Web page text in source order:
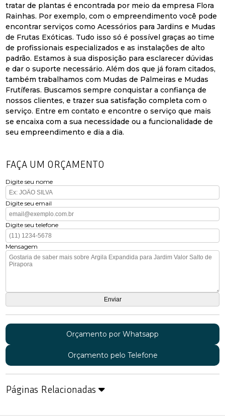
tratar de plantas é encontrada por meio da empresa Flora
Rainhas. Por exemplo, com o empreendimento você pode
encontrar serviços como Acessórios para Jardins e Mudas
de Frutas Exóticas. Tudo isso só é possível graças ao time
de profissionais especializados e as instalações de alto
padrão. Estamos à sua disposição para esclarecer dúvidas
e dar o suporte necessário. Além dos que já foram citados,
também trabalhamos com Mudas de Palmeiras e Mudas
Frutíferas. Buscamos sempre conquistar a confiança de
nossos clientes, e trazer sua satisfação completa com o
serviço. Entre em contato e encontre o serviço que mais
se encaixa com a sua necessidade ou a funcionalidade de
seu empreendimento e dia a dia.
FAÇA UM ORÇAMENTO
Digite seu nome
Digite seu email
Digite seu telefone
Mensagem
Orçamento por Whatsapp
Orçamento pelo Telefone
Páginas Relacionadas